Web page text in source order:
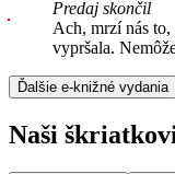
Predaj skončil
Ach, mrzí nás
vypršala.
Ďalšie e-knižné vydania
Naši